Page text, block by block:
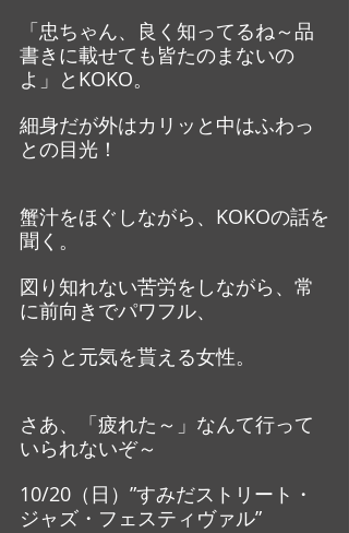
「忠ちゃん、良く知ってるね～品
書きに載せても皆たのまないの
よ」とKOKO。
細身だが外はカリッと中はふわっ
との目光！
蟹汁をほぐしながら、KOKOの話を
聞く。
図り知れない苦労をしながら、常
に前向きでパワフル、
会うと元気を貰える女性。
さあ、「疲れた～」なんて行って
いられないぞ～
10/20（日）”すみだストリート・
ジャズ・フェスティヴァル”